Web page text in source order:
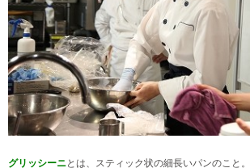
グリッシーニとは、スティック状の細長いパンのこと。